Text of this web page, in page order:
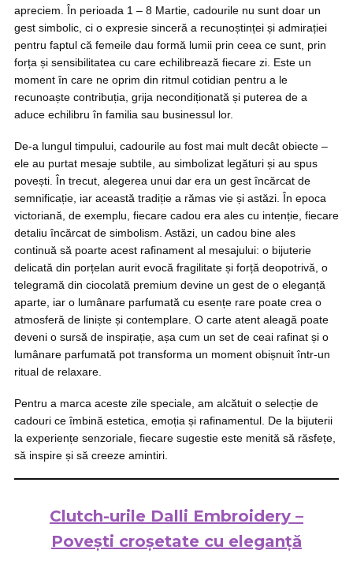
apreciem. În perioada 1 – 8 Martie, cadourile nu sunt doar un
gest simbolic, ci o expresie sinceră a recunoștinței și admirației
pentru faptul că femeile dau formă lumii prin ceea ce sunt, prin
forța și sensibilitatea cu care echilibrează fiecare zi. Este un
moment în care ne oprim din ritmul cotidian pentru a le
recunoaște contribuția, grija necondiționată și puterea de a
aduce echilibru în familia sau businessul lor.
De-a lungul timpului, cadourile au fost mai mult decât obiecte –
ele au purtat mesaje subtile, au simbolizat legături și au spus
povești. În trecut, alegerea unui dar era un gest încărcat de
semnificație, iar această tradiție a rămas vie și astăzi. În epoca
victoriană, de exemplu, fiecare cadou era ales cu intenție, fiecare
detaliu încărcat de simbolism. Astăzi, un cadou bine ales
continuă să poarte acest rafinament al mesajului: o bijuterie
delicată din porțelan aurit evocă fragilitate și forță deopotrivă, o
telegramă din ciocolată premium devine un gest de o eleganță
aparte, iar o lumânare parfumată cu esențe rare poate crea o
atmosferă de liniște și contemplare. O carte atent aleagă poate
deveni o sursă de inspirație, așa cum un set de ceai rafinat și o
lumânare parfumată pot transforma un moment obișnuit într-un
ritual de relaxare.
Pentru a marca aceste zile speciale, am alcătuit o selecție de
cadouri ce îmbină estetica, emoția și rafinamentul. De la bijuterii
la experiențe senzoriale, fiecare sugestie este menită să răsfețe,
să inspire și să creeze amintiri.
Clutch-urile Dalli Embroidery –
Povești croșetate cu eleganță